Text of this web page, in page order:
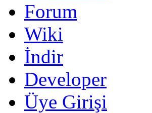
Forum
Wiki
İndir
Developer
Üye Girişi